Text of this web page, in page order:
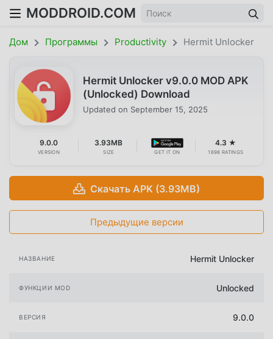
MODDROID.COM
Дом Программы Productivity Hermit Unlocker
Hermit Unlocker v9.0.0 MOD APK
(Unlocked) Download
Updated on September 15, 2025
9.0.0
VERSION
3.93MB
SIZE GET IT ON
4.3 ★
1698 RATINGS
Скачать APK (3.93MB)
Предыдущие версии
НАЗВАНИЕ Hermit Unlocker
ФУНКЦИИ MOD Unlocked
ВЕРСИЯ 9.0.0